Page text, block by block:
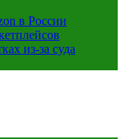
в России
из-за суда